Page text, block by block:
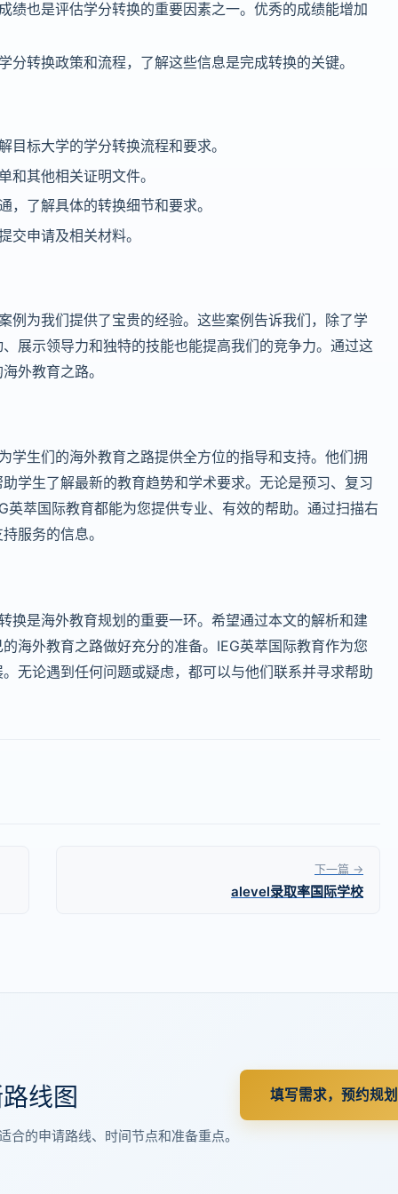
绩也是评估学分转换的重要因素之一。优秀的成绩能增加
转换政策和流程，了解这些信息是完成转换的关键。
标大学的学分转换流程和要求。
和其他相关证明文件。
了解具体的转换细节和要求。
交申请及相关材料。
例为我们提供了宝贵的经验。这些案例告诉我们，除了学
展示领导力和独特的技能也能提高我们的竞争力。通过这
外教育之路。
学生们的海外教育之路提供全方位的指导和支持。他们拥
学生了解最新的教育趋势和学术要求。无论是预习、复习
萃国际教育都能为您提供专业、有效的帮助。通过扫描右
服务的信息。
换是海外教育规划的重要一环。希望通过本文的解析和建
海外教育之路做好充分的准备。IEG英萃国际教育作为您
无论遇到任何问题或疑虑，都可以与他们联系并寻求帮助
下一篇 →
alevel录取率国际学校
线图
的申请路线、时间节点和准备重点。
填写需求，预约规